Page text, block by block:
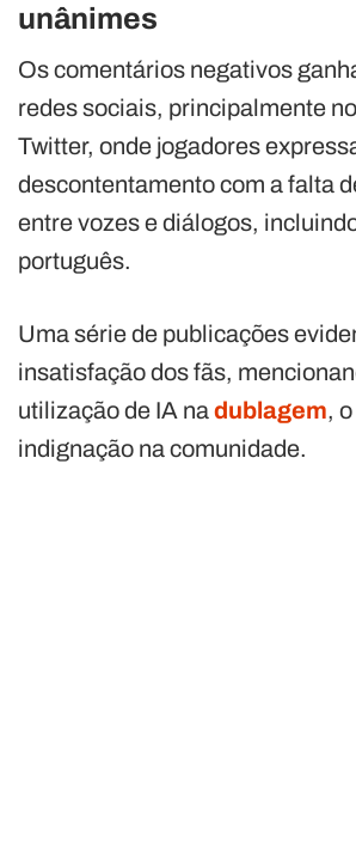
unânimes
Os comentários negativos
redes sociais, principalmente
Twitter, onde jogadores
descontentamento com a falta
entre vozes e diálogos,
português.
Uma série de publicações
insatisfação dos fãs,
utilização de IA nadublagem,
indignação na comunidade.